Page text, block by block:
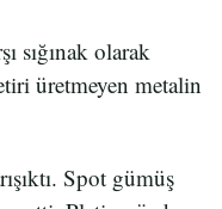
sığınak olarak
üretmeyen metalin
Spot gümüş